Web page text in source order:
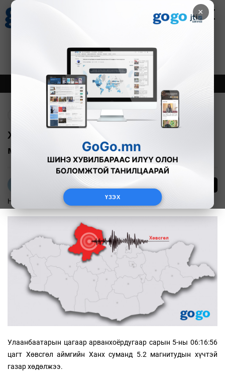
×
ҮЗЭХ
Зурхай
8.07
Онцлох Шинэ
Хөвсгөл аймгийн Ханх суманд 5.2
магнитудын хүчтэй газар хөдөлжээ
Л.Амарцэцэг
Нийгэм 2024-12-05
Улаанбаатарын цагаар арванхоёрдугаар сарын 5-ны 06:16:56
цагт Хөвсгөл аймгийн Ханх суманд 5.2 магнитудын хүчтэй
газар хөдөлжээ.